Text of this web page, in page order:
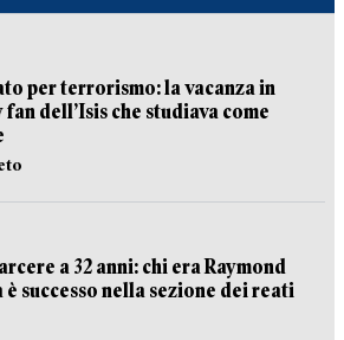
per terrorismo: la vacanza in
dell’Isis che studiava come
a 32 anni: chi era Raymond
è successo nella sezione dei reati